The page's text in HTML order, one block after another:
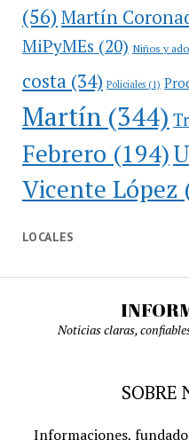
(56)Martín
MiPyMEs (20) Niños y
costa(34) Policiales(1)
Martín(344)
Febrero (194)
Vicente López
LOCALES
Noticias claras,
SOBRE
Informaciones,